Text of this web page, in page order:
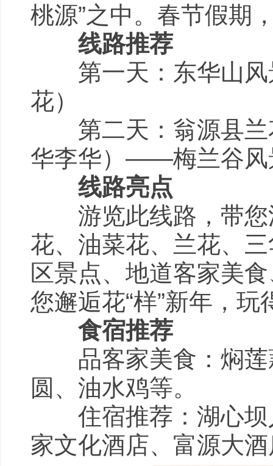
桃源”之中。春节假期
线路推荐
第一天：东华山风
花）
第二天：翁源县兰
华李华）——梅兰谷风
线路亮点
游览此线路，带您
花、油菜花、兰花、
区景点、地道客家美
您邂逅花“样”新年，玩
食宿推荐
品客家美食：焖莲
圆、油水鸡等。
住宿推荐：湖心坝
家文化酒店、富源大